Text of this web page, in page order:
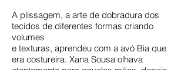
A plissagem, a arte de dobradura dos
tecidos de diferentes formas criando
volumes
e texturas, aprendeu com a avó Bia que
era costureira. Xana Sousa olhava